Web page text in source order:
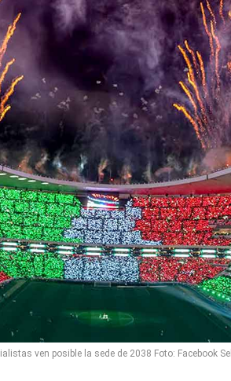
ven posible la sede de 2038 Foto: Facebook